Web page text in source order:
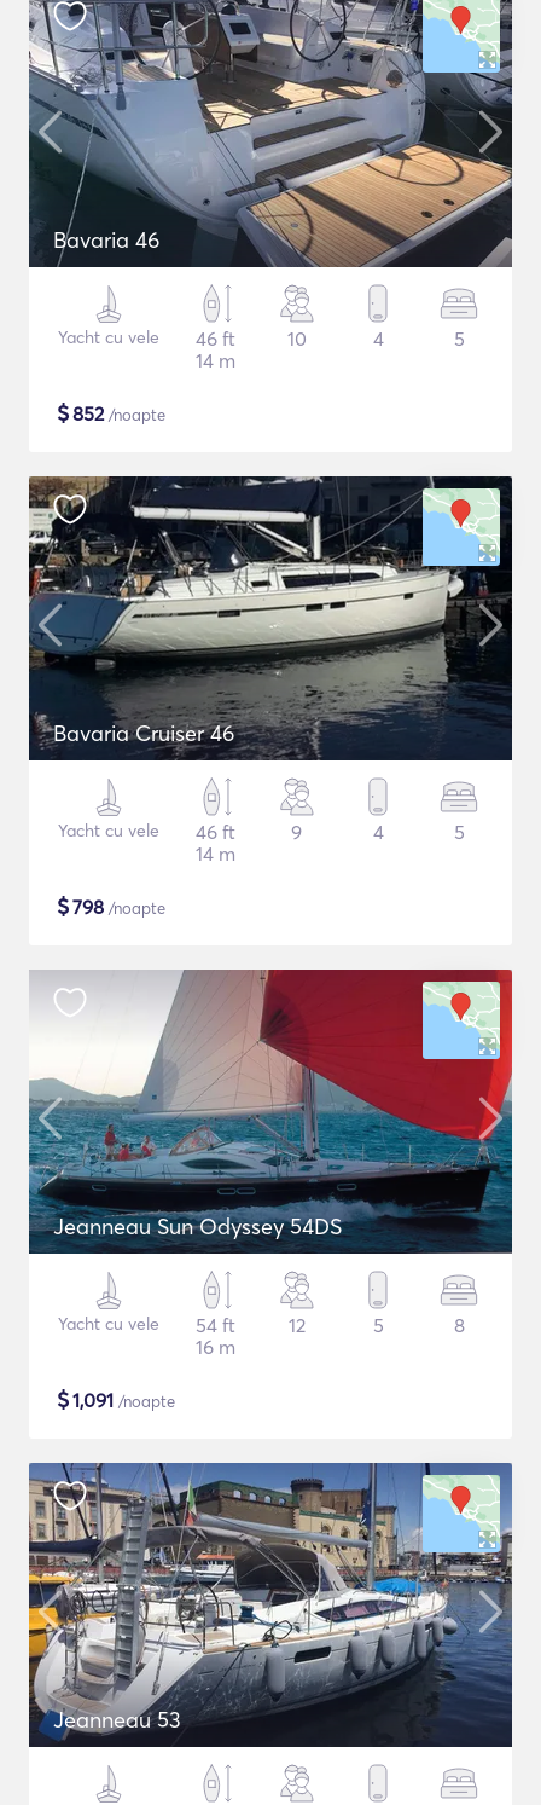
Bavaria 46
Yacht cu vele
46 ft
14 m
10 4 5
$852/noapte
Bavaria Cruiser 46
Yacht cu vele
46 ft
14 m
9 4 5
$798 /noapte
Jeanneau Sun Odyssey 54DS
Yacht cu vele
54 ft
16 m
12 5 8
$1,091 /noapte
Jeanneau 53